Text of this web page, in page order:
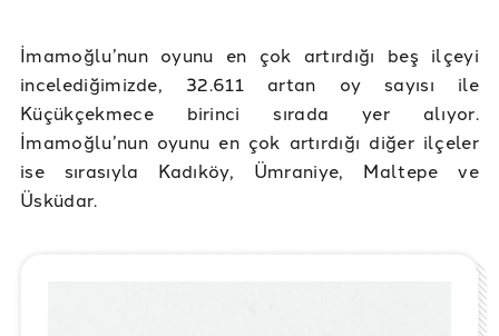
İmamoğlu’nun oyunu en çok artırdığı beş ilçeyi
incelediğimizde, 32.611 artan oy sayısı ile
Küçükçekmece birinci sırada yer alıyor.
İmamoğlu’nun oyunu en çok artırdığı diğer ilçeler
ise sırasıyla Kadıköy, Ümraniye, Maltepe ve
Üsküdar.